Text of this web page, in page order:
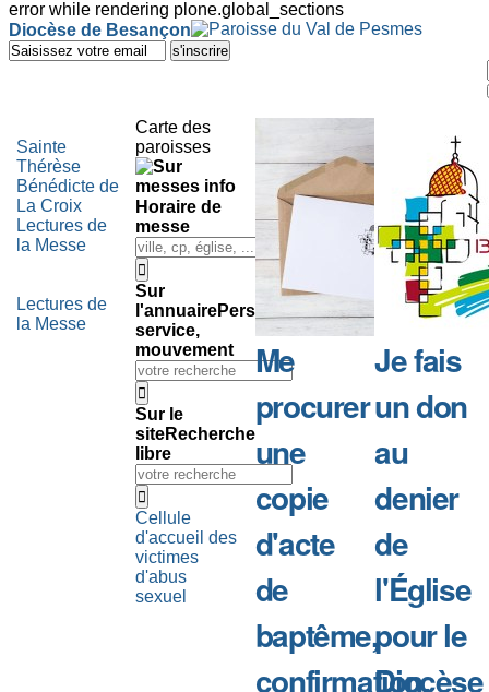
error while rendering plone.global_sections
Outils
personnels
Diocèse de Besançon
Aller
au
à
la
navigation
Sainte
Thérèse
Bénédicte de
La Croix
Lectures de
la Messe
Lectures de
la Messe
Carte des
paroisses
Horaire de
messe
Sur
l'annuairePersonne,
service,
mouvement
Sur le
siteRecherche
libre
Cellule
d'accueil des
victimes
d'abus
sexuel
Me
procurer
une
copie
d'acte
de
baptême,
confirmation,
Je fais
un don
au
denier
de
l'Église
pour le
Diocèse